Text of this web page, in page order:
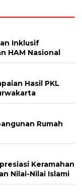
Inklusif
HAM Nasional
Hasil PKL
Rumah
Keramahan
Nilai-Nilai Islami